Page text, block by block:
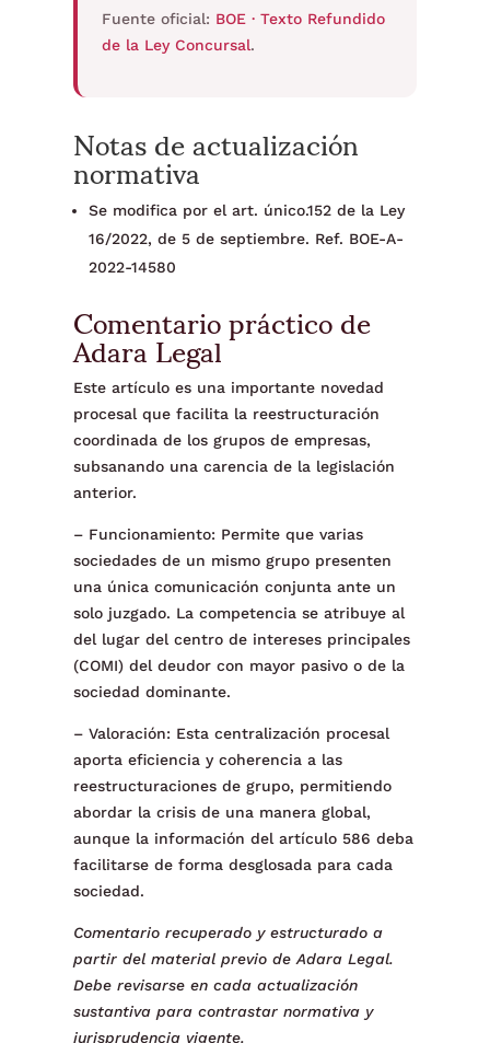
Fuente oficial: BOE · Texto Refundido
de la Ley Concursal.
Notas de actualización
normativa
Se modifica por el art. único.152 de la Ley
16/2022, de 5 de septiembre. Ref. BOE-A-
2022-14580
Comentario práctico de
Adara Legal
Este artículo es una importante novedad
procesal que facilita la reestructuración
coordinada de los grupos de empresas,
subsanando una carencia de la legislación
anterior.
– Funcionamiento: Permite que varias
sociedades de un mismo grupo presenten
una única comunicación conjunta ante un
solo juzgado. La competencia se atribuye al
del lugar del centro de intereses principales
(COMI) del deudor con mayor pasivo o de la
sociedad dominante.
– Valoración: Esta centralización procesal
aporta eficiencia y coherencia a las
reestructuraciones de grupo, permitiendo
abordar la crisis de una manera global,
aunque la información del artículo 586 deba
facilitarse de forma desglosada para cada
sociedad.
Comentario recuperado y estructurado a
partir del material previo de Adara Legal.
Debe revisarse en cada actualización
sustantiva para contrastar normativa y
jurisprudencia vigente.